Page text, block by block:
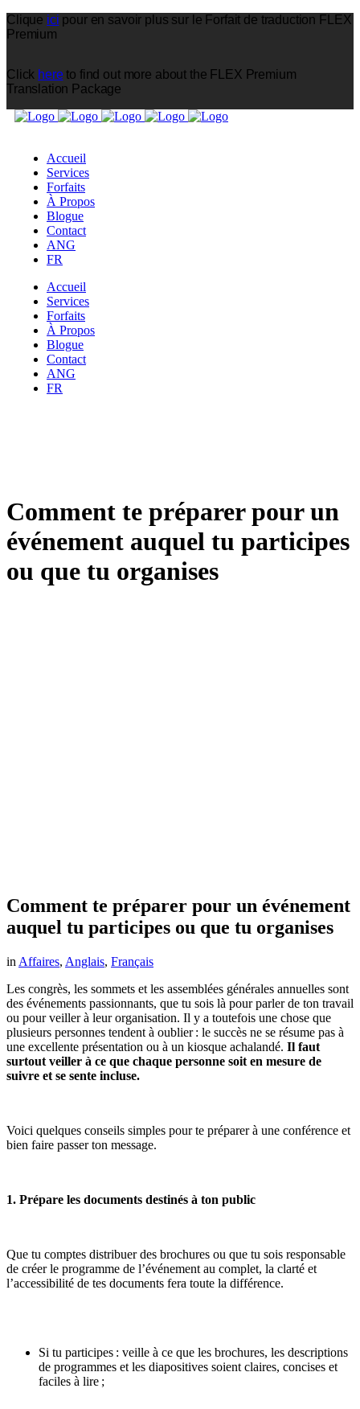
Clique ici pour en savoir plus sur le Forfait de traduction FLEX
Premium
Click hereto find out more about the FLEX Premium
Translation Package
Accueil
Services
Forfaits
À Propos
Blogue
Contact
ANG
FR
Accueil
Services
Forfaits
À Propos
Blogue
Contact
ANG
FR
Comment te préparer pour un
événement auquel tu participes
ou que tu organises
Comment te préparer pour un événement
auquel tu participes ou que tu organises
in Affaires, Anglais, Français
Les congrès, les sommets et les assemblées générales annuelles sont
des événements passionnants, que tu sois là pour parler de ton travail
ou pour veiller à leur organisation. Il y a toutefois une chose que
plusieurs personnes tendent à oublier : le succès ne se résume pas à
une excellente présentation ou à un kiosque achalandé. Il faut
surtout veiller à ce que chaque personne soit en mesure de
suivre et se sente incluse.
Voici quelques conseils simples pour te préparer à une conférence et
bien faire passer ton message.
1. Prépare les documents destinés à ton public
Que tu comptes distribuer des brochures ou que tu sois responsable
de créer le programme de l’événement au complet, la clarté et
l’accessibilité de tes documents fera toute la différence.
Si tu participes : veille à ce que les brochures, les descriptions
de programmes et les diapositives soient claires, concises et
faciles à lire ;